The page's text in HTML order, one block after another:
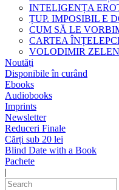
INTELIGENȚA
ȚUP. IMPOSIBIL E
CUM SĂ LE
CARTEA
VOLODIMIR
Noutăți
Disponibile în curând
Ebooks
Audiobooks
Imprints
Newsletter
Reduceri Finale
Cărți sub 20 lei
Blind Date with a Book
Pachete
|